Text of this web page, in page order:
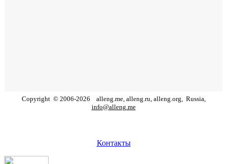
Copyright © 2006-2026 alleng.me, alleng.ru, alleng.org, Russia,
info@alleng.me
Контакты